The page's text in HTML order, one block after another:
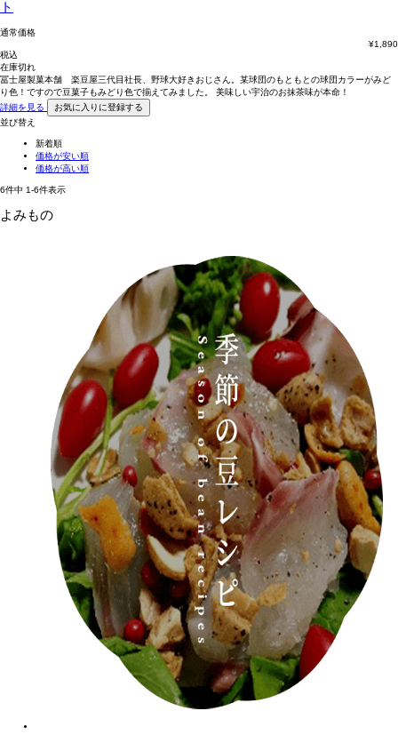
ト
通常価格
¥1,890
税込
在庫切れ
冨士屋製菓本舗 楽豆屋三代目社長、野球大好きおじさん。某球団のもともとの球団カラーがみど
り色！ですので豆菓子もみどり色で揃えてみました。 美味しい宇治のお抹茶味が本命！
詳細を見る
お気に入りに登録する
並び替え
新着順
価格が安い順
価格が高い順
6件中 1-6件表示
よみもの